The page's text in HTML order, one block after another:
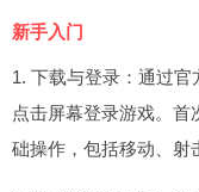
新手入门
1. 下载与登录：通过
点击屏幕登录游戏。
础操作，包括移动、射